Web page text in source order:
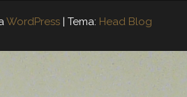
WordPress | Tema: Head Blog